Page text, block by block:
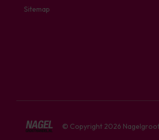
Sitemap
© Copyright 2026